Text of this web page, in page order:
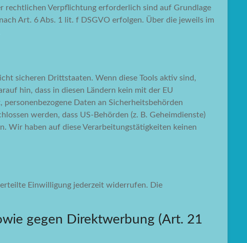
rechtlichen Verpflichtung erforderlich sind auf Grundlage
Art. 6 Abs. 1 lit. f DSGVO erfolgen. Über die jeweils im
sicheren Drittstaaten. Wenn diese Tools aktiv sind,
hin, dass in diesen Ländern kein mit der EU
Daten an Sicherheitsbehörden
werden, dass US-Behörden (z. B. Geheimdienste)
Wir haben auf diese Verarbeitungstätigkeiten keinen
Einwilligung jederzeit widerrufen. Die
gegen Direktwerbung (Art. 21